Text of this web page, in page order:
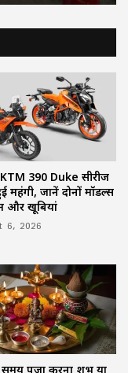
390 Duke सीरीज
महंगी, जानें दोनों मॉडल्स
और खूबियां
6, 2026
समय पूजा करना शुभ या